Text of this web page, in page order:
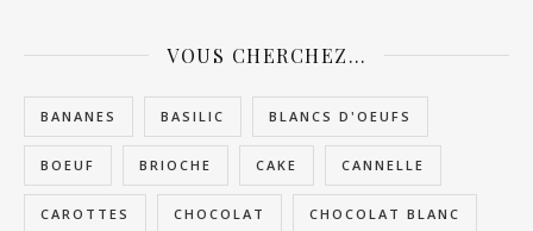
VOUS CHERCHEZ…
BANANES BASILIC BLANCS D'OEUFS
BOEUF BRIOCHE CAKE CANNELLE
CAROTTES CHOCOLAT CHOCOLAT BLANC